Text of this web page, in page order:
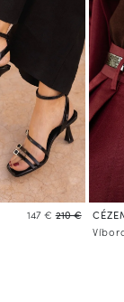
147 € 210 €